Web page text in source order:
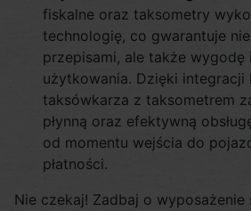
fiskalne oraz taksometry
technologię, co gwarantuje
przepisami, ale także wygodę
użytkowania. Dzięki integracji
taksówkarza z taksometrem
płynną oraz efektywną
od momentu wejścia do
płatności.
Nie czekaj! Zadbaj o